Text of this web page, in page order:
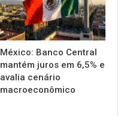
México: Banco Central
mantém juros em 6,5% e
avalia cenário
macroeconômico